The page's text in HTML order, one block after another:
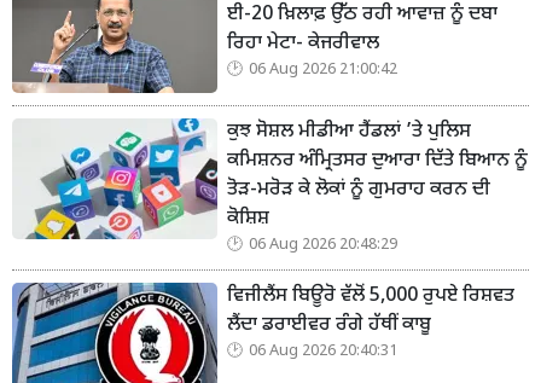
ਈ-20 ਖ਼ਿਲਾਫ਼ ਉੱਠ ਰਹੀ ਆਵਾਜ਼ ਨੂੰ ਦਬਾ
ਰਿਹਾ ਮੇਟਾ- ਕੇਜਰੀਵਾਲ
06 Aug 2026 21:00:42
ਕੁਝ ਸੋਸ਼ਲ ਮੀਡੀਆ ਹੈਂਡਲਾਂ ’ਤੇ ਪੁਲਿਸ
ਕਮਿਸ਼ਨਰ ਅੰਮ੍ਰਿਤਸਰ ਦੁਆਰਾ ਦਿੱਤੇ ਬਿਆਨ ਨੂੰ
ਤੋੜ-ਮਰੋੜ ਕੇ ਲੋਕਾਂ ਨੂੰ ਗੁਮਰਾਹ ਕਰਨ ਦੀ
ਕੋਸ਼ਿਸ਼
06 Aug 2026 20:48:29
ਵਿਜੀਲੈਂਸ ਬਿਊਰੋ ਵੱਲੋਂ 5,000 ਰੁਪਏ ਰਿਸ਼ਵਤ
ਲੈਂਦਾ ਡਰਾਈਵਰ ਰੰਗੇ ਹੱਥੀਂ ਕਾਬੂ
06 Aug 2026 20:40:31